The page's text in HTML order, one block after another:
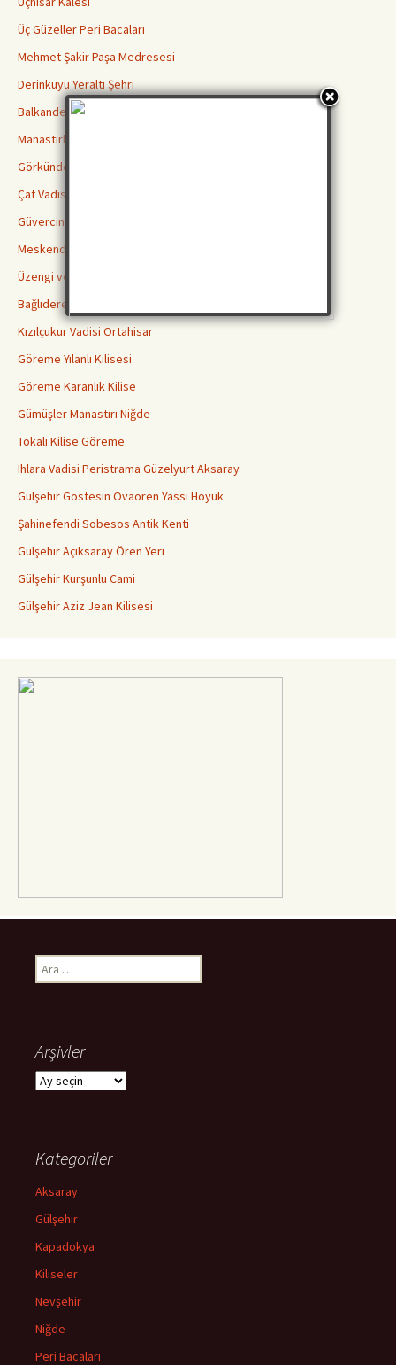
Üç Güzeller Peri Bacaları
Mehmet Şakir Paşa Medresesi
Derinkuyu Yeraltı Şehri
Balkanderesi Vadisi
Manastırlar Vadisi
Görkündere Vadisi
Çat Vadisi
Güvercinlik Vadisi
Meskendir Vadisi
Üzengi ve Gomeda Vadileri
Bağlıdere Aşk Vadisi
Kızılçukur Vadisi Ortahisar
Göreme Yılanlı Kilisesi
Göreme Karanlık Kilise
Gümüşler Manastırı Niğde
Tokalı Kilise Göreme
Ihlara Vadisi Peristrama Güzelyurt Aksaray
Gülşehir Göstesin Ovaören Yassı Höyük
Şahinefendi Sobesos Antik Kenti
Gülşehir Açıksaray Ören Yeri
Gülşehir Kurşunlu Cami
Gülşehir Aziz Jean Kilisesi
Arama:
Arşivler
Arşivler
Kategoriler
Aksaray
Gülşehir
Kapadokya
Kiliseler
Nevşehir
Niğde
Peri Bacaları